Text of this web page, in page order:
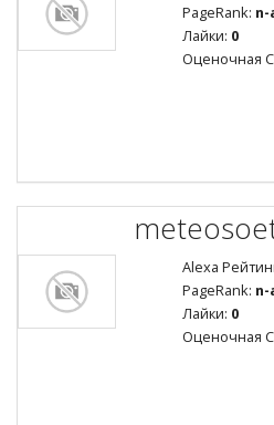
PageRank: n-
Лайки: 0
Оценочная
Alexa
PageRank: n-
Лайки: 0
Оценочная